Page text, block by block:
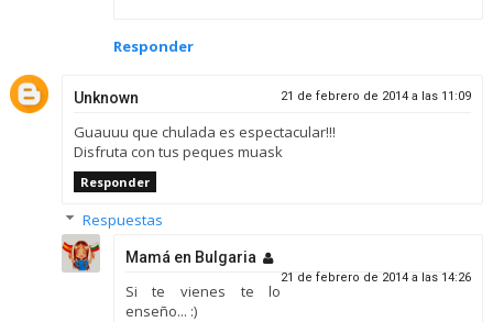
Responder
Unknown 21 de febrero de 2014 a las 11:09
Guauuu que chulada es espectacular!!!
Disfruta con tus peques muask
Responder
Respuestas
Mamá en Bulgaria
21 de febrero de 2014 a las 14:26
Si te vienes te lo
enseño... :)